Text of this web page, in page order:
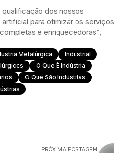
qualificação dos nossos
para otimizar os serviços
e enriquecedoras”,
Metalúrgica
Industrial
O Que É Indústria
O Que São Indústrias
PRÓXIMA POSTAGEM